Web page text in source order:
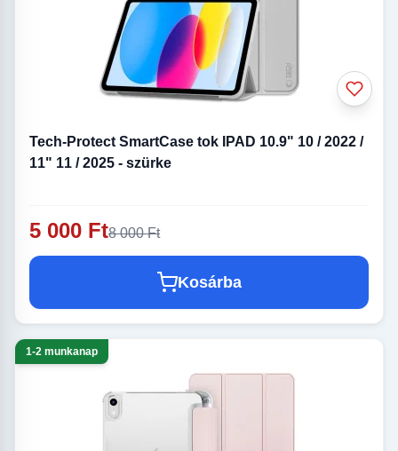
Tech-Protect SmartCase tok IPAD 10.9" 10 / 2022 /
11" 11 / 2025 - szürke
5 000 Ft8 000 Ft
Kosárba
1-2 munkanap